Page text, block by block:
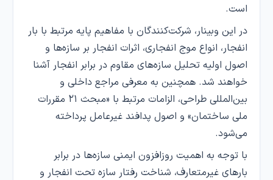
است.
در این وبینار، شرکت‌کنندگان با مفاهیم پایه مرتبط با بار
انفجار، انواع موج انفجاری، اثرات انفجار بر سازه‌ها و
اصول اولیه تحلیل سازه‌های مقاوم در برابر انفجار آشنا
خواهند شد. همچنین به معرفی مراجع داخلی و
بین‌المللی طراحی، الزامات مرتبط با «مبحث ۲۱ مقررات
ملی ساختمان» و اصول پدافند غیرعامل پرداخته
می‌شود.
با توجه به اهمیت روزافزون ایمنی سازه‌ها در برابر
بارهای غیرمتعارف، شناخت رفتار سازه تحت انفجار و